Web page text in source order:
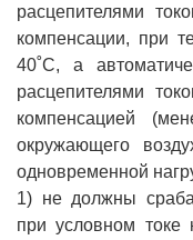
расцепителями
компенсации, при
40˚С, а
расцепителями
компенсацией
окружающего
одновременной
1) не должны
при условном токе